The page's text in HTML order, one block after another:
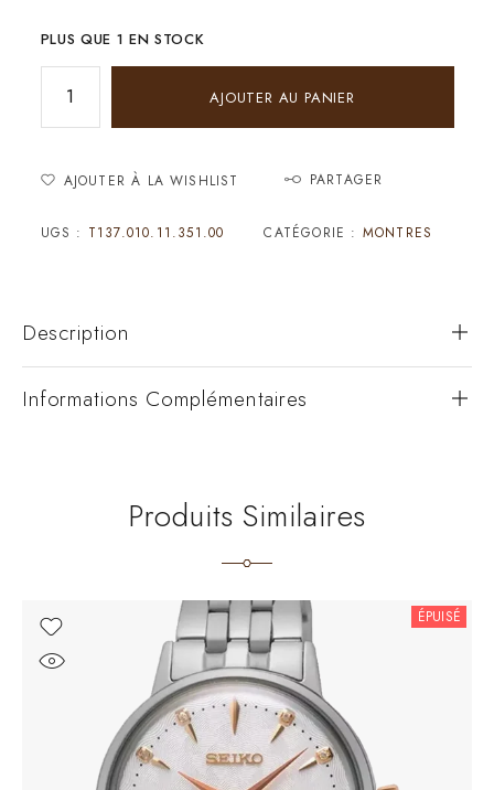
PLUS QUE 1 EN STOCK
AJOUTER AU PANIER
AJOUTER À LA WISHLIST PARTAGER
UGS : T137.010.11.351.00 CATÉGORIE : MONTRES
Description
Informations Complémentaires
Produits Similaires
ÉPUISÉ